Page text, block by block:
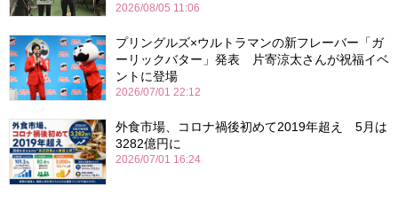
2026/08/05 11:06
プリングルズ×ウルトラマンの新フレーバー「ガ
ーリックバター」発表 片寄涼太さんが祝福イベ
ントに登場
2026/07/01 22:12
外食市場、コロナ禍後初めて2019年超え 5月は
3282億円に
2026/07/01 16:24